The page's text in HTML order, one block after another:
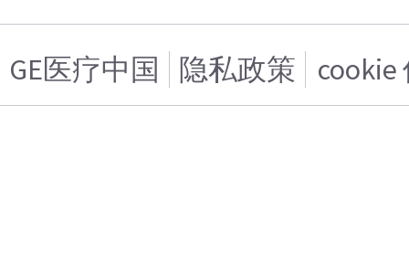
GE医疗中国 隐私政策 cookie